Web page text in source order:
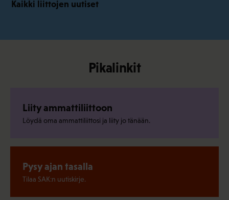
Kaikki liittojen uutiset
Pikalinkit
Liity ammattiliittoon
Löydä oma ammattiliittosi ja liity jo tänään.
Pysy ajan tasalla
Tilaa SAK:n uutiskirje.